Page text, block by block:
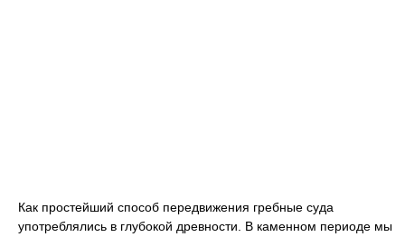
Как простейший способ передвижения гребные суда
употреблялись в глубокой древности. В каменном периоде мы